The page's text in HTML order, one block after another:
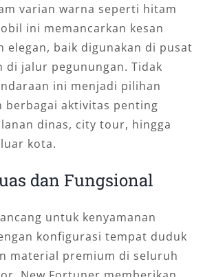
varian warna seperti hitam
ini memancarkan kesan
elegan, baik digunakan di pusat
di jalur pegunungan. Tidak
ini menjadi pilihan
berbagai aktivitas penting
dinas, city tour, hingga
kota.
dan Fungsional
untuk kenyamanan
konfigurasi tempat duduk
material premium di seluruh